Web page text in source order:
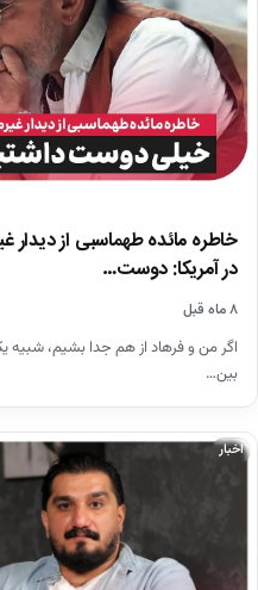
خاطره مائده طهماسبی از دیدار
در آمریکا: دوست…
۸ ماه قبل
اگر من و فرهاد از هم جدا بشیم،
بین…
اخبار